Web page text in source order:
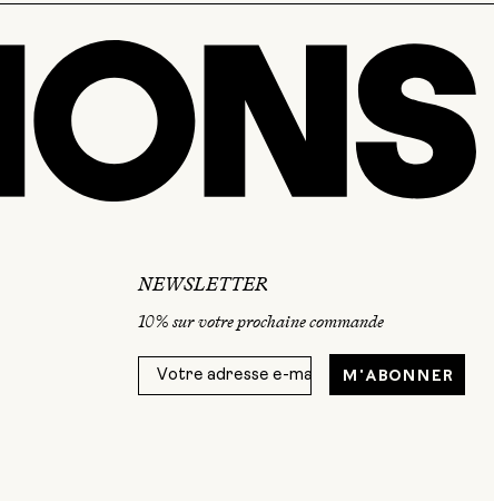
NEWSLETTER
10% sur votre prochaine commande
M'abonner